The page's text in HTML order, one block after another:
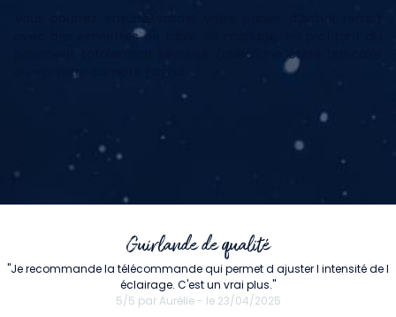
avec des serviettes de table de mariage, en profitant du
paiement totalement sécurisé (avec une carte bancaire
ou via votre compte PayPal.
Guirlande de qualité
"Je recommande la télécommande qui permet d ajuster l intensité de l
éclairage. C'est un vrai plus."
5/5 par Aurélie - le 23/04/2025